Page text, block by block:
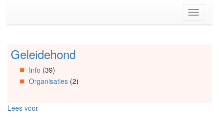
(Accesskey
Toggle
Spring
Artikels
Spring
Spring
Geleidehond
Info (39)
Organisaties(2)
Lees voor